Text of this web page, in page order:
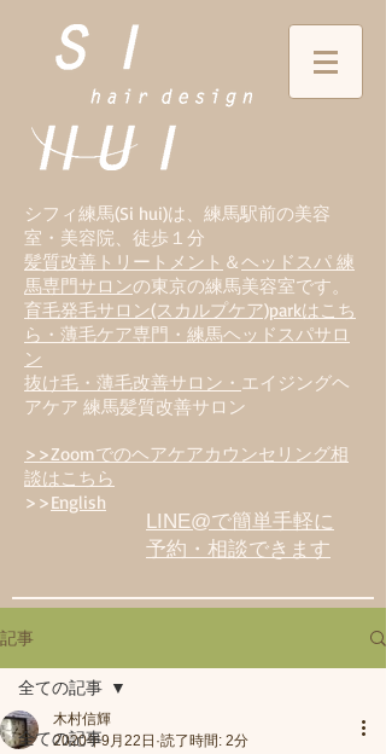
シフィ練馬(Si hui)は、 練馬駅前の美容
室・美容院、徒歩１分
髪質改善トリートメント ＆ヘッドスパ 練
馬専門サロンの東京の練馬美容室です。
育毛発毛サロン(スカルプケア)parkはこち
ら・薄毛ケア専門・練馬ヘッドスパサロ
ン
抜け毛・薄毛改善サロン・ エイジングヘ
アケア 練馬髪質改善サロン
>>Zoomでのヘアケアカウンセリング相
談はこちら
>>English
LINE@で簡単手軽に
予約・相談できます
記事
全ての記事
全ての記事
木村信輝
2020年9月22日 読了時間: 2分